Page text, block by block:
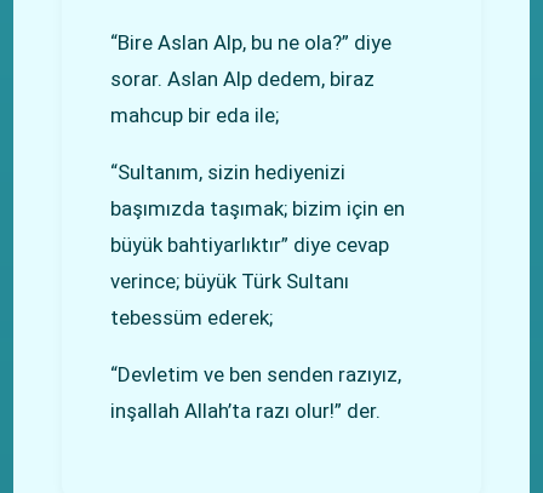
“Bire Aslan Alp, bu ne ola?” diye
sorar. Aslan Alp dedem, biraz
mahcup bir eda ile;
“Sultanım, sizin hediyenizi
başımızda taşımak; bizim için en
büyük bahtiyarlıktır” diye cevap
verince; büyük Türk Sultanı
tebessüm ederek;
“Devletim ve ben senden razıyız,
inşallah Allah’ta razı olur!” der.